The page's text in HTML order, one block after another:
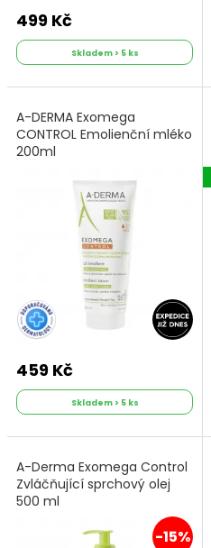
499 Kč
Skladem > 5 ks
A-DERMA Exomega
CONTROL Emolienční mléko
200ml
459 Kč
Skladem > 5 ks
A-Derma Exomega Control
Zvláčňující sprchový olej
500 ml
-15%